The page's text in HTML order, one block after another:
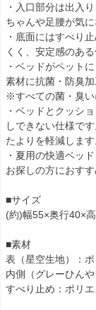
・入口部分は出入
ちゃんや足腰が気
・底面にはすべり
くく、安定感のある
・ベッドがペット
素材に抗菌・防臭加
※すべての菌・臭い
・ベッドとクッシ
しできない仕様で
たよりを軽減します
・夏用の快適ベッ
お探しの方におすす
■サイズ
(約)幅55×奥行40×
■素材
表（星空生地）：
内側（グレーひん
すべり止め：ポリ